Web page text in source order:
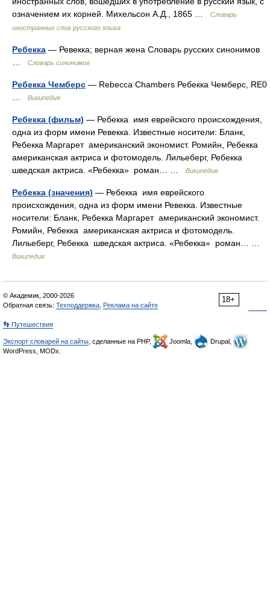
означением их корней. Михельсон А.Д., 1865 …
Словарь
иностранных слов русского языка
Ребекка — Ревекка; верная жена Словарь русских синонимов
Словарь синонимов
Ребекка Чемберс — Rebecca Chambers Ребекка Чемберс, RE0
Википедия
Ребекка (фильм) — Ребекка имя еврейского происхождения,
одна из форм имени Ревекка. Известные носители: Бланк,
Ребекка Маргарет американский экономист. Ромийн, Ребекка
американская актриса и фотомодель. Лильеберг, Ребекка
шведская актриса. «Ребекка» роман… …
Википедия
Ребекка (значения) — Ребекка имя еврейского
происхождения, одна из форм имени Ревекка. Известные
носители: Бланк, Ребекка Маргарет американский экономист.
Ромийн, Ребекка американская актриса и фотомодель.
Лильеберг, Ребекка шведская актриса. «Ребекка» роман… …
Википедия
18+
© Академик, 2000-2026
Обратная связь: Техподдержка Реклама на сайте
👣 Путешествия
Экспорт словарей на сайты , сделанные на PHP, Joomla,
Drupal,
WordPress, MODx.